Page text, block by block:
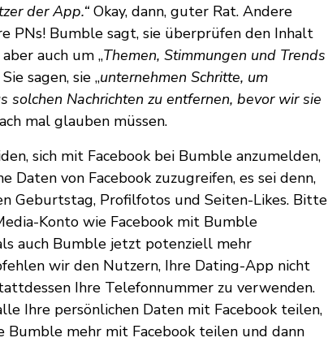
der App.“ Okay, dann, guter Rat. Andere
PNs! Bumble sagt, sie überprüfen den Inhalt
auch um „Themen, Stimmungen und Trends
Sie sagen, sie „unternehmen Schritte, um
solchen Nachrichten zu entfernen, bevor wir sie
mal glauben müssen.
sich mit Facebook bei Bumble anzumelden,
Daten von Facebook zuzugreifen, es sei denn,
Geburtstag, Profilfotos und Seiten-Likes. Bitte
Konto wie Facebook mit Bumble
auch Bumble jetzt potenziell mehr
wir den Nutzern, Ihre Dating-App nicht
Ihre Telefonnummer zu verwenden.
Ihre persönlichen Daten mit Facebook teilen,
mehr mit Facebook teilen und dann